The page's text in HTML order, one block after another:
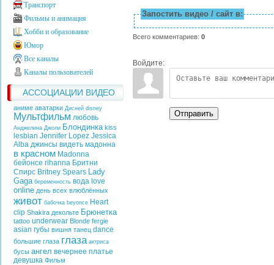
Транспорт
Фильмы и анимация
Хобби и образование
Юмор
Все каналы
Каналы пользователей
АССОЦИАЦИИ ВИДЕО
аниме аватарки Дисней disney
Мультфильм любовь
Анджелина Джоли Блондинка kiss
lesbian Jennifer Lopez Jessica
Alba джинсы видеть мадонна
в красном Madonna
бейонсе rihanna Бритни
Спирс Britney Spears Lady
Gaga беременность вода love
online день всех влюблённых
живот бабочка beyonce Heart
clip Shakira декольте Брюнетка
tattoo underwear Blonde fergie
asian губы вишня танец dance
большие глаза глаза актриса
бусы ангел вечернее платье
девушка Фильм
Запостить видео / сайт в:
Всего комментариев: 0
Войдите:
Отправить